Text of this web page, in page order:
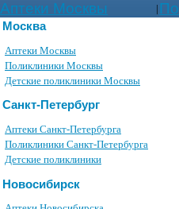
Аптеки Москвы |
Москва
Аптеки Москвы
Поликлиники Москвы
Детские поликлиники Москвы
Санкт-Петербург
Аптеки Санкт-Петербурга
Поликлиники Санкт-Петербурга
Детские поликлиники
Новосибирск